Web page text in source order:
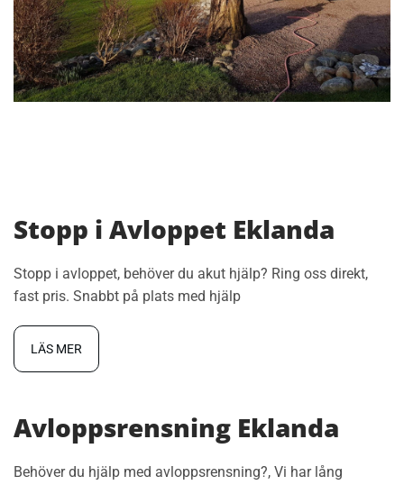
Stopp i Avloppet Eklanda
Stopp i avloppet, behöver du akut hjälp? Ring oss direkt,
fast pris. Snabbt på plats med hjälp
LÄS MER
Avloppsrensning Eklanda
Behöver du hjälp med avloppsrensning?, Vi har lång